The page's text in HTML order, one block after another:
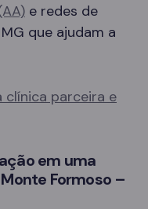
e redes de
que ajudam a
clínica parceira e
em uma
Formoso –